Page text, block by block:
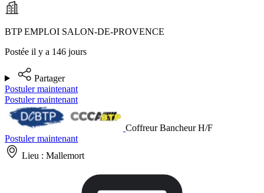
BTP EMPLOI SALON-DE-PROVENCE
Postée il y a 146 jours
Partager
Postuler maintenant
Postuler maintenant
Coffreur Bancheur H/F
Postuler maintenant
Lieu : Mallemort